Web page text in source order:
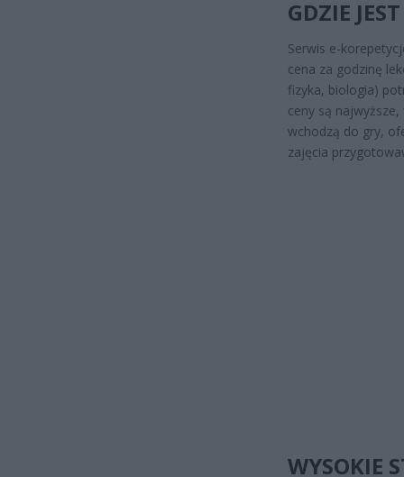
GDZIE
Serwis e-
cena za godzinę
fizyka, biologia)
ceny są
wchodzą do gry,
zajęcia
WYSOKIE